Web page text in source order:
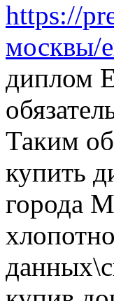
https://
москвы/
диплом
Таким
купить
города